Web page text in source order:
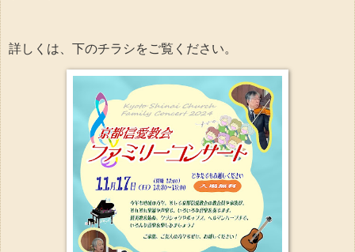
詳しくは、下のチラシをご覧ください。